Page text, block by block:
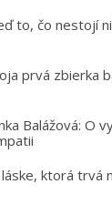
to, čo nestojí
prvá zbierka
Balážová: O
ktorá trvá